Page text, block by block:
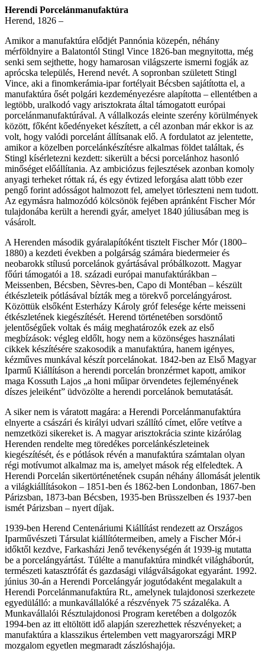
Herendi Porcelánmanufaktúra
Herend, 1826 –
Amikor a manufaktúra elődjét Pannónia közepén, néhány
mérföldnyire a Balatontól Stingl Vince 1826-ban megnyitotta, még
senki sem sejthette, hogy hamarosan világszerte ismerni fogják az
aprócska település, Herend nevét. A sopronban született Stingl
Vince, aki a finomkerámia-ipar fortélyait Bécsben sajátította el, a
manufaktúra ősét polgári kezdeményezésre alapította – ellentétben a
legtöbb, uralkodó vagy arisztokrata által támogatott európai
porcelánmanufaktúrával. A vállalkozás eleinte szerény körülmények
között, főként kőedényeket készített, a cél azonban már ekkor is az
volt, hogy valódi porcelánt állítsanak elő. A fordulatot az jelentette,
amikor a közelben porcelánkészítésre alkalmas földet találtak, és
Stingl kísérletezni kezdett: sikerült a bécsi porcelánhoz hasonló
minőséget előállítania. Az ambiciózus fejlesztések azonban komoly
anyagi terheket róttak rá, és egy évtized leforgása alatt több ezer
pengő forint adósságot halmozott fel, amelyet törleszteni nem tudott.
Az egymásra halmozódó kölcsönök fejében apránként Fischer Mór
tulajdonába került a herendi gyár, amelyet 1840 júliusában meg is
vásárolt.
A Herenden második gyáralapítóként tisztelt Fischer Mór (1800–
1880) a kezdeti években a polgárság számára biedermeier és
neobarokk stílusú porcelánok gyártásával próbálkozott. Magyar
főúri támogatói a 18. századi európai manufaktúrákban –
Meissenben, Bécsben, Sèvres-ben, Capo di Montéban – készült
étkészleteik pótlásával bízták meg a törekvő porcelángyárost.
Közöttük elsőként Esterházy Károly gróf felesége kérte meisseni
étkészletének kiegészítését. Herend történetében sorsdöntő
jelentőségűek voltak és máig meghatározók ezek az első
megbízások: végleg eldőlt, hogy nem a közönséges használati
cikkek készítésére szakosodik a manufaktúra, hanem igényes,
kézműves munkával készít porcelánokat. 1842-ben az Első Magyar
Iparmű Kiállításon a herendi porcelán bronzérmet kapott, amikor
maga Kossuth Lajos „a honi műipar örvendetes fejleményének
díszes jeleiként” üdvözölte a herendi porcelánok bemutatását.
A siker nem is váratott magára: a Herendi Porcelánmanufaktúra
elnyerte a császári és királyi udvari szállító címet, előre vetítve a
nemzetközi sikereket is. A magyar arisztokrácia szinte kizárólag
Herenden rendelte meg töredékes porcelánkészleteinek
kiegészítését, és e pótlások révén a manufaktúra számtalan olyan
régi motívumot alkalmaz ma is, amelyet mások rég elfeledtek. A
Herendi Porcelán sikertörténetének csupán néhány állomását jelentik
a világkiállításokon – 1851-ben és 1862-ben Londonban, 1867-ben
Párizsban, 1873-ban Bécsben, 1935-ben Brüsszelben és 1937-ben
ismét Párizsban – nyert díjak.
1939-ben Herend Centenáriumi Kiállítást rendezett az Országos
Iparművészeti Társulat kiállítótermeiben, amely a Fischer Mór-i
időktől kezdve, Farkasházi Jenő tevékenységén át 1939-ig mutatta
be a porcelángyártást. Túlélte a manufaktúra mindkét világháborút,
természeti katasztrófát és gazdasági világválságokat egyaránt. 1992.
június 30-án a Herendi Porcelángyár jogutódaként megalakult a
Herendi Porcelánmanufaktúra Rt., amelynek tulajdonosi szerkezete
egyedülálló: a munkavállalóké a részvények 75 százaléka. A
Munkavállalói Résztulajdonosi Program keretében a dolgozók
1994-ben az itt eltöltött idő alapján szerezhettek részvényeket; a
manufaktúra a klasszikus értelemben vett magyarországi MRP
mozgalom egyetlen megmaradt zászlóshajója.